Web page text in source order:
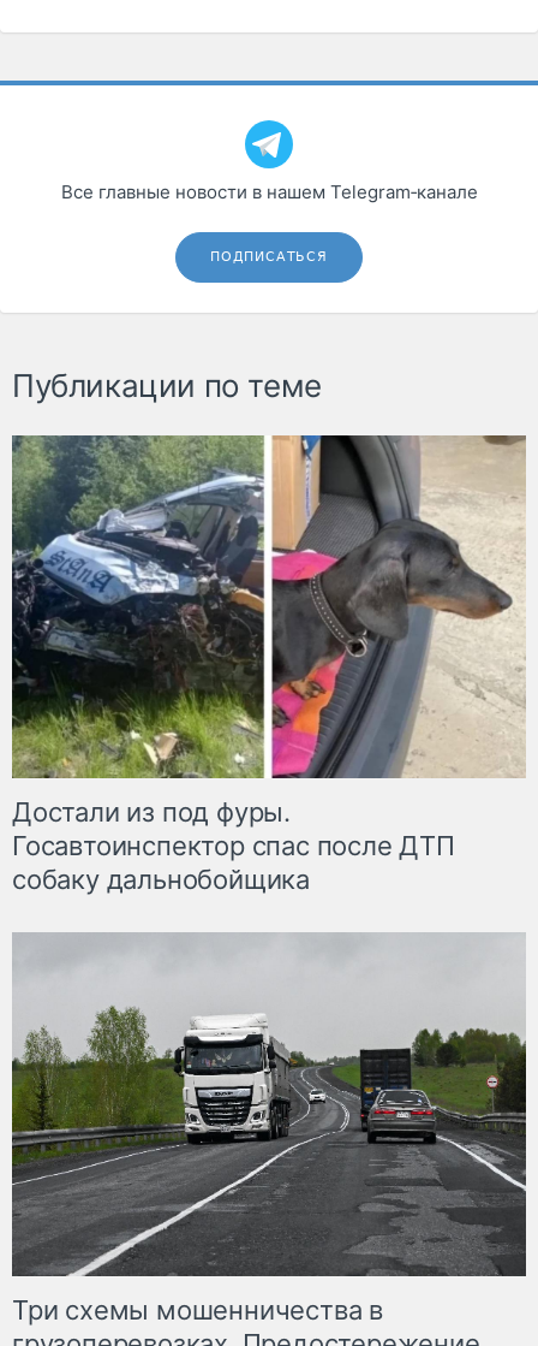
Все главные новости в нашем Telegram‑канале
ПОДПИСАТЬСЯ
Публикации по теме
Достали из под фуры.
Госавтоинспектор спас после ДТП
собаку дальнобойщика
Три схемы мошенничества в